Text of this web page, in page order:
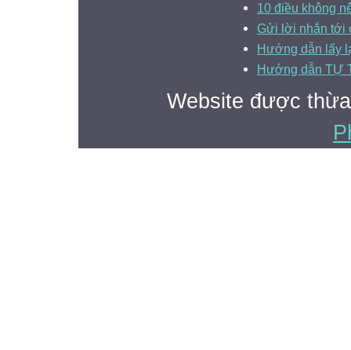
10 điều không
Gửi lời nhắn tới
Hướng dẫn lấy
Hướng dẫn TỰ
Website được